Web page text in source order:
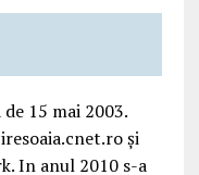
15 mai 2003.
și
In anul 2010 s-a